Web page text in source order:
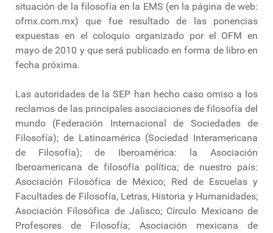
situación de la filosofía en la EMS (en la página de web:
ofmx.com.mx) que fue resultado de las ponencias
expuestas en el coloquio organizado por el OFM en
mayo de 2010 y que será publicado en forma de libro en
fecha próxima.
Las autoridades de la SEP han hecho caso omiso a los
reclamos de las principales asociaciones de filosofía del
mundo (Federación Internacional de Sociedades de
Filosofía); de Latinoamérica (Sociedad Interamericana
de Filosofía); de Iberoamérica: la Asociación
Iberoamericana de filosofía política; de nuestro país:
Asociación Filosófica de México; Red de Escuelas y
Facultades de Filosofía, Letras, Historia y Humanidades;
Asociación Filosófica de Jalisco; Círculo Mexicano de
Profesores de Filosofía; Asociación mexicana de